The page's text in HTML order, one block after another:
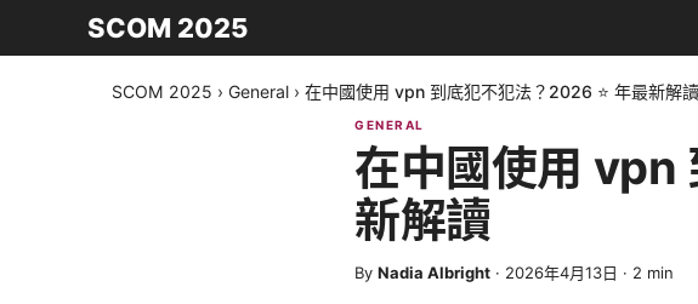
SCOM 2025
SCOM 2025 › General › 在中國使用 vpn 到底犯不犯法？2026 ⭐ 年最新解讀
GENERAL
在中國使用 vpn
新解讀
By Nadia Albright · 2026年4月13日 · 2 min